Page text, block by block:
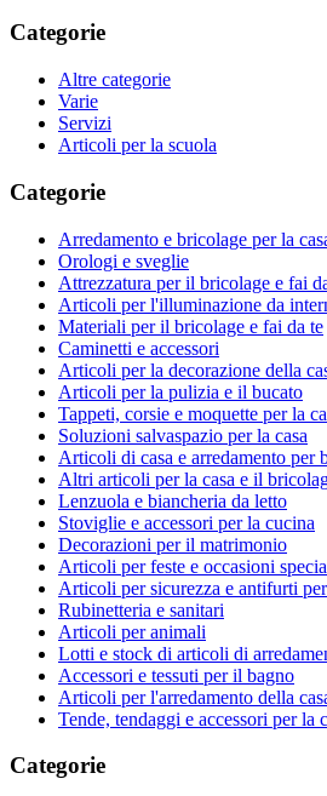
Categorie
Altre categorie
Varie
Servizi
Articoli per la scuola
Categorie
Arredamento e bricolage per la
Orologi e sveglie
Attrezzatura per il bricolage e fai
Articoli per l'illuminazione da
Materiali per il bricolage e fai da te
Caminetti e accessori
Articoli per la decorazione della
Articoli per la pulizia e il bucato
Tappeti, corsie e moquette per la
Soluzioni salvaspazio per la casa
Articoli di casa e arredamento per
Altri articoli per la casa e il
Lenzuola e biancheria da letto
Stoviglie e accessori per la cucina
Decorazioni per il matrimonio
Articoli per feste e occasioni
Articoli per sicurezza e antifurti per
Rubinetteria e sanitari
Articoli per animali
Lotti e stock di articoli di
Accessori e tessuti per il bagno
Articoli per l'arredamento della
Tende, tendaggi e accessori per la
Categorie